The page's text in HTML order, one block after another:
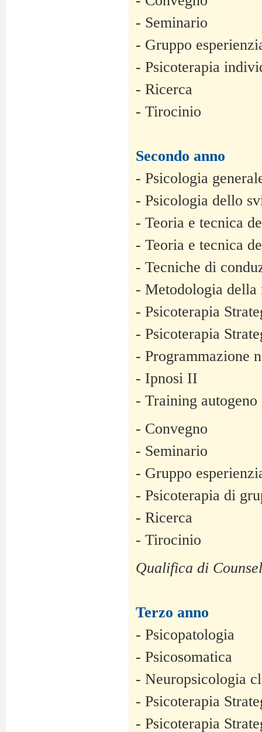
- Seminario
- Gruppo
- Psicoterapia
- Ricerca
- Tirocinio
Secondo anno
- Psicologia
- Psicologia dello
- Teoria e tecnica
- Teoria e tecnica
- Tecniche di
- Metodologia
- Psicoterapia
- Psicoterapia
- Programmazione
- Ipnosi II
- Training
- Convegno
- Seminario
- Gruppo
- Psicoterapia di
- Ricerca
- Tirocinio
Qualifica di
Terzo anno
- Psicopatologia
- Psicosomatica
- Neuropsicologia
- Psicoterapia
- Psicoterapia